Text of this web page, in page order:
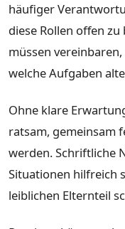
häufiger
diese Rollen offen
müssen
welche Aufgaben
Ohne klare
ratsam, gemeinsam
werden. Schriftliche
Situationen hilfreich
leiblichen Elternteil